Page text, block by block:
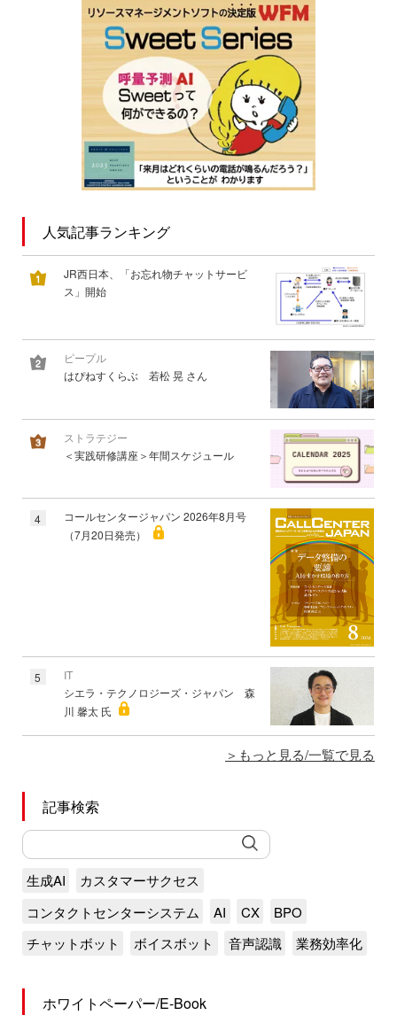
人気記事ランキング
JR西日本、「お忘れ物チャットサービ
ス」開始
ピープル
はぴねすくらぶ 若松 晃 さん
ストラテジー
＜実践研修講座＞年間スケジュール
4
コールセンタージャパン 2026年8月号
（7月20日発売）
5
IT
シエラ・テクノロジーズ・ジャパン 森
川 馨太 氏
もっと見る/一覧で見る
記事検索
生成AI
カスタマーサクセス
コンタクトセンターシステム
AI CX
BPO
チャットボット
ボイスボット 音声認識 業務効率化
ホワイトペーパー/E-Book